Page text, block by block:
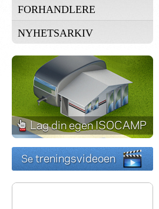
FORHANDLERE
NYHETSARKIV